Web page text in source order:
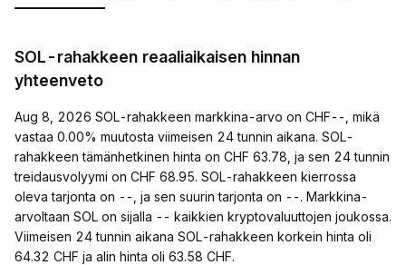
SOL-rahakkeen reaaliaikaisen hinnan
yhteenveto
Aug 8, 2026 SOL-rahakkeen markkina-arvo on CHF--, mikä
vastaa 0.00% muutosta viimeisen 24 tunnin aikana. SOL-
rahakkeen tämänhetkinen hinta on CHF 63.78, ja sen 24 tunnin
treidausvolyymi on CHF 68.95. SOL-rahakkeen kierrossa
oleva tarjonta on --, ja sen suurin tarjonta on --. Markkina-
arvoltaan SOL on sijalla -- kaikkien kryptovaluuttojen joukossa.
Viimeisen 24 tunnin aikana SOL-rahakkeen korkein hinta oli
64.32 CHF ja alin hinta oli 63.58 CHF.